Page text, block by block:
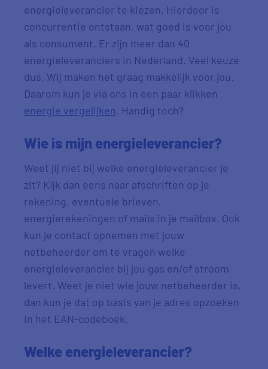
energieleverancier te kiezen. Hierdoor is
concurrentie ontstaan, wat goed is voor jou
als consument. Er zijn meer dan 40
energieleveranciers in Nederland. Veel keuze
dus. Wij maken het graag makkelijk voor jou.
Daarom kun je via ons in een paar klikken
energie vergelijken. Handig toch?
Wie is mijn energieleverancier?
Weet jij niet bij welke energieleverancier je
zit? Kijk dan eens naar afschriften op je
rekening, eventuele brieven,
energierekeningen of mails in je mailbox. Ook
kun je contact opnemen met jouw
netbeheerder om te vragen welke
energieleverancier bij jou gas en/of stroom
levert. Weet je niet wie jouw netbeheerder is,
dan kun je dat op basis van je adres opzoeken
in het EAN-codeboek.
Welke energieleverancier?